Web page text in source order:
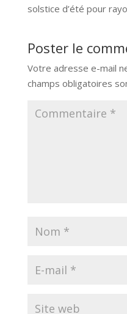
solstice d’été pour
Poster le
Votre adresse e-mail
champs obligatoires